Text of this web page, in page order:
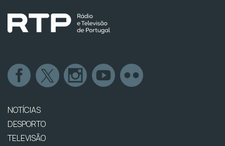
NOTÍCIAS
DESPORTO
TELEVISÃO